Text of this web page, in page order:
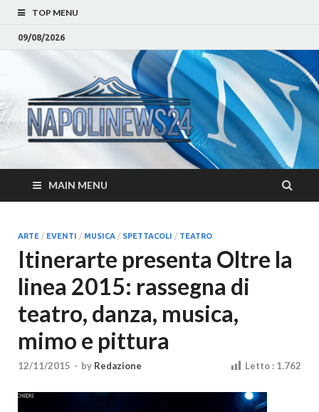
TOP MENU
09/08/2026
–
Napoli
Eventi,
Moda e
Cultura
Notizie sulla citta di
Napoli e Campania
Eventi, Sport
MAIN MENU
ARTE / EVENTI / MUSICA / SPETTACOLI / TEATRO
Itinerarte presenta Oltre la
linea 2015: rassegna di
teatro, danza, musica,
mimo e pittura
12/11/2015 - by Redazione Letto : 1.762